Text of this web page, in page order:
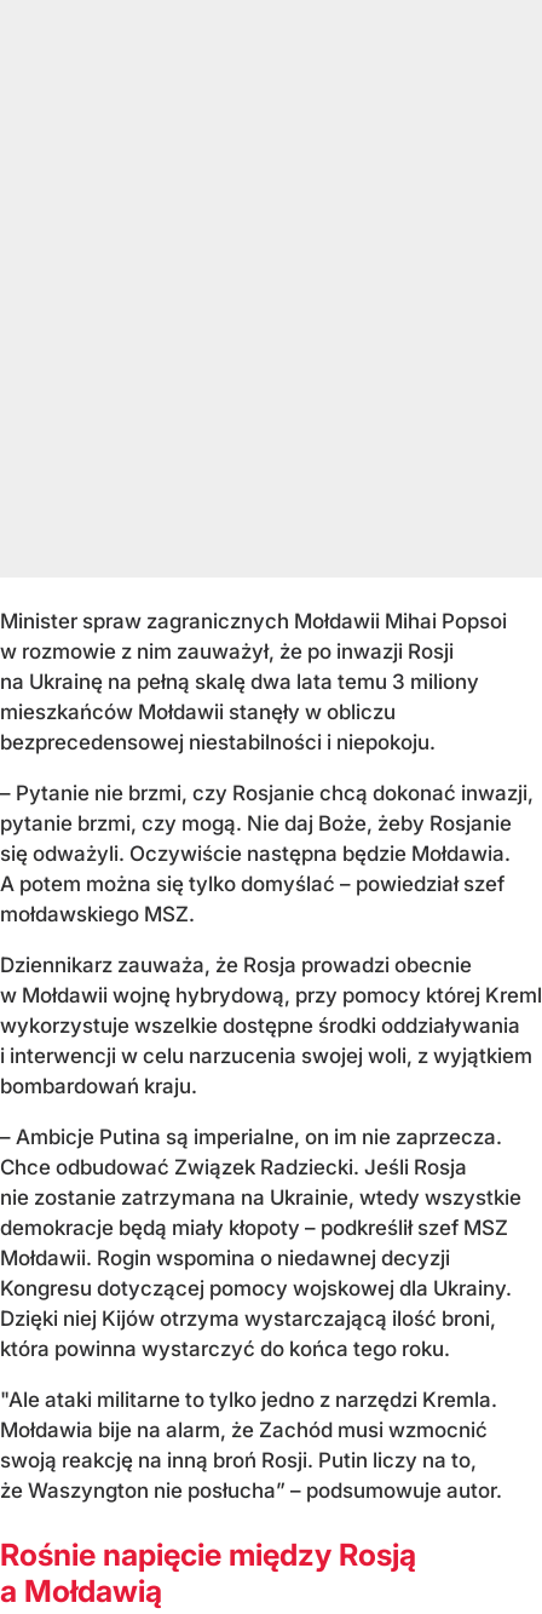
Minister spraw zagranicznych Mołdawii Mihai Popsoi
w rozmowie z nim zauważył, że po inwazji Rosji
na Ukrainę na pełną skalę dwa lata temu 3 miliony
mieszkańców Mołdawii stanęły w obliczu
bezprecedensowej niestabilności i niepokoju.
– Pytanie nie brzmi, czy Rosjanie chcą dokonać inwazji,
pytanie brzmi, czy mogą. Nie daj Boże, żeby Rosjanie
się odważyli. Oczywiście następna będzie Mołdawia.
A potem można się tylko domyślać – powiedział szef
mołdawskiego MSZ.
Dziennikarz zauważa, że Rosja prowadzi obecnie
w Mołdawii wojnę hybrydową, przy pomocy której Kreml
wykorzystuje wszelkie dostępne środki oddziaływania
i interwencji w celu narzucenia swojej woli, z wyjątkiem
bombardowań kraju.
– Ambicje Putina są imperialne, on im nie zaprzecza.
Chce odbudować Związek Radziecki. Jeśli Rosja
nie zostanie zatrzymana na Ukrainie, wtedy wszystkie
demokracje będą miały kłopoty – podkreślił szef MSZ
Mołdawii. Rogin wspomina o niedawnej decyzji
Kongresu dotyczącej pomocy wojskowej dla Ukrainy.
Dzięki niej Kijów otrzyma wystarczającą ilość broni,
która powinna wystarczyć do końca tego roku.
"Ale ataki militarne to tylko jedno z narzędzi Kremla.
Mołdawia bije na alarm, że Zachód musi wzmocnić
swoją reakcję na inną broń Rosji. Putin liczy na to,
że Waszyngton nie posłucha” – podsumowuje autor.
Rośnie napięcie między Rosją
a Mołdawią